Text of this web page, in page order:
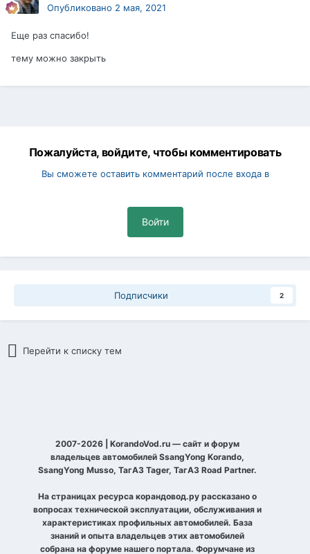
Опубликовано 2 мая, 2021
Еще раз спасибо!
тему можно закрыть
Пожалуйста, войдите, чтобы комментировать
Вы сможете оставить комментарий после входа в
Войти
Подписчики 2
Перейти к списку тем
2007-2026 | KorandoVod.ru — сайт и форум
владельцев автомобилей SsangYong Korando,
SsangYong Musso, ТагАЗ Tager, ТагАЗ Road Partner.
На страницах ресурса корандовод.ру рассказано о
вопросах технической эксплуатации, обслуживания и
характеристиках профильных автомобилей. База
знаний и опыта владельцев этих автомобилей
собрана на форуме нашего портала. Форумчане из